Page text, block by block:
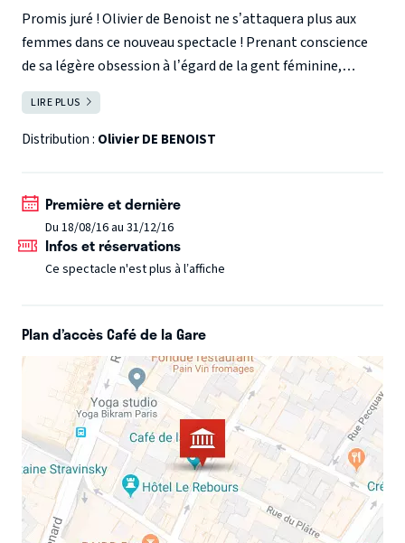
Promis juré ! Olivier de Benoist ne s’attaquera plus aux
femmes dans ce nouveau spectacle ! Prenant conscience
de sa légère obsession à l’égard de la gent féminine,
Olivier de Benoist décide de faire amende honorable. Après
un passage chez les misogynes anonymes pour soigner
son encombrante pathologie, c’est l’heure du bilan… ODB
arrête les conneries… ou on les commence !
LIRE PLUS
Distribution : Olivier DE BENOIST
Première et dernière
Du 18/08/16 au 31/12/16
Infos et réservations
Ce spectacle n'est plus à l’affiche
Plan d’accès Café de la Gare